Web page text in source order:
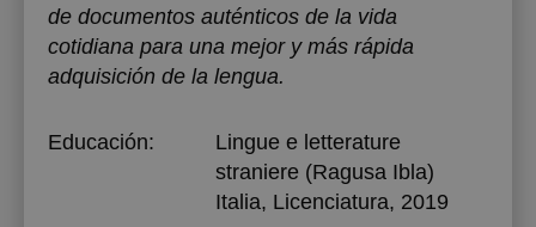
de documentos auténticos de la vida
cotidiana para una mejor y más rápida
adquisición de la lengua.
Educación:
Lingue e letterature
straniere (Ragusa Ibla)
Italia, Licenciatura, 2019